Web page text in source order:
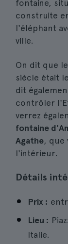
fontaine,
construite
l'éléphant
ville.
On dit que
siècle était
dit
contrôler
verrez
fontaine
Agathe, que
l'intérieur.
Détails
Prix :
Lieu :
Italie.